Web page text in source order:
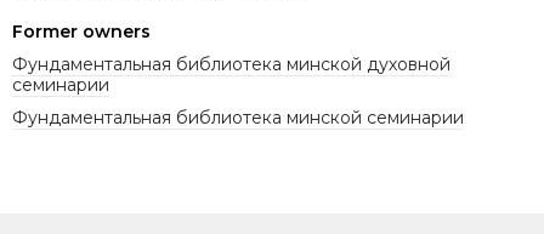
Former owners
Фундаментальная библиотека минской духовной
семинарии
Фундаментальная библиотека минской семинарии